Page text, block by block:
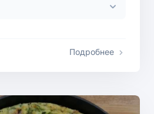
Подробнее